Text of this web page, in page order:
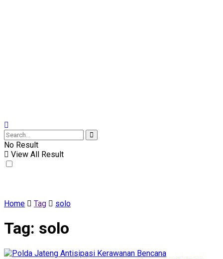
No Result
View All Result
Home Tag solo
Tag: solo